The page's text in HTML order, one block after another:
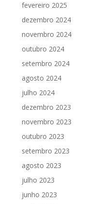
fevereiro 2025
dezembro 2024
novembro 2024
outubro 2024
setembro 2024
agosto 2024
julho 2024
dezembro 2023
novembro 2023
outubro 2023
setembro 2023
agosto 2023
julho 2023
junho 2023